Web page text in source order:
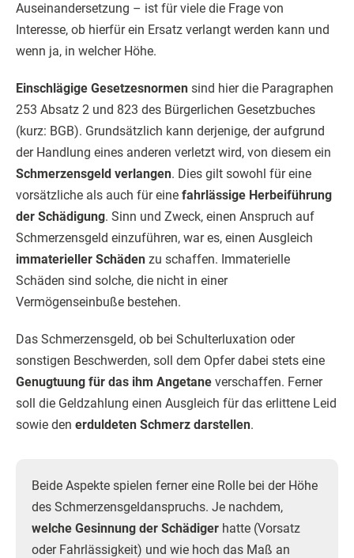
Auseinandersetzung – ist für viele die Frage von
Interesse, ob hierfür ein Ersatz verlangt werden kann und
wenn ja, in welcher Höhe.
Einschlägige Gesetzesnormen sind hier die Paragraphen
253 Absatz 2 und 823 des Bürgerlichen Gesetzbuches
(kurz: BGB). Grundsätzlich kann derjenige, der aufgrund
der Handlung eines anderen verletzt wird, von diesem ein
Schmerzensgeld verlangen. Dies gilt sowohl für eine
vorsätzliche als auch für eine fahrlässige Herbeiführung
der Schädigung. Sinn und Zweck, einen Anspruch auf
Schmerzensgeld einzuführen, war es, einen Ausgleich
immaterieller Schäden zu schaffen. Immaterielle
Schäden sind solche, die nicht in einer
Vermögenseinbuße bestehen.
Das Schmerzensgeld, ob bei Schulterluxation oder
sonstigen Beschwerden, soll dem Opfer dabei stets eine
Genugtuung für das ihm Angetane verschaffen. Ferner
soll die Geldzahlung einen Ausgleich für das erlittene Leid
sowie den erduldeten Schmerz darstellen.
Beide Aspekte spielen ferner eine Rolle bei der Höhe
des Schmerzensgeldanspruchs. Je nachdem,
welche Gesinnung der Schädiger hatte (Vorsatz
oder Fahrlässigkeit) und wie hoch das Maß an